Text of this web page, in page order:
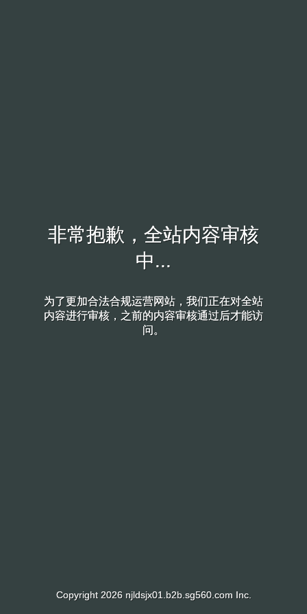
非常抱歉，全站内容审核
中...
为了更加合法合规运营网站，我们正在对全站
内容进行审核，之前的内容审核通过后才能访
问。
Copyright 2026 njldsjx01.b2b.sg560.com Inc.
非常抱歉，全站内容审核
中...
为了更加合法合规运营网站，我们正在对全站
内容进行审核，之前的内容审核通过后才能访
问。
Copyright 2026 njldsjx01.b2b.sg560.com Inc.